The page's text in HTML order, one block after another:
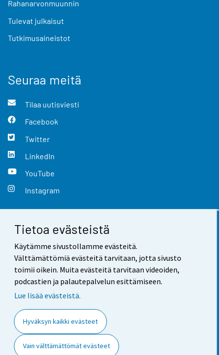
Tietoa evästeistä
Käytämme sivustollamme evästeitä.
Välttämättömiä evästeitä tarvitaan, jotta sivusto
toimii oikein. Muita evästeitä tarvitaan videoiden,
podcastien ja palautepalvelun esittämiseen.
Lue lisää evästeistä.
Hyväksyn kaikki evästeet
Vain välttämättömät evästeet
Rahanarvonmuunnin
Tulevat julkaisut
Tutkimusaineistot
Seuraa meitä
Tilaa uutisviesti
Facebook
Twitter
LinkedIn
YouTube
Instagram
Yhteystiedot
Palaute
Käyttöehdot
Saavutettavuus
Tietoa sivustosta
Evästeasetukset